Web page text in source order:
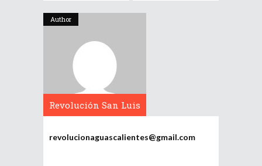
Author
Revolución San Luis
revolucionaguascalientes@gmail.com